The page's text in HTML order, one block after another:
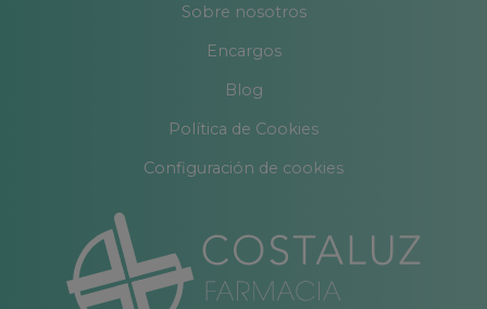
Sobre nosotros
Encargos
Blog
Política de Cookies
Configuración de cookies